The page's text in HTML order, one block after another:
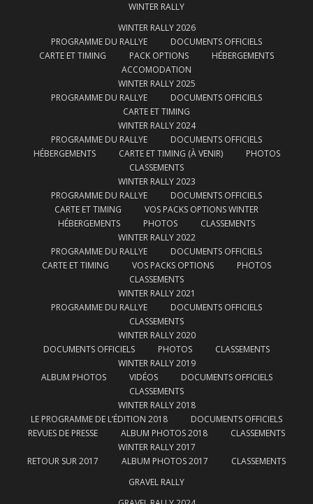
WINTER RALLY
WINTER RALLY 2026
PROGRAMME DU RALLYE
DOCUMENTS OFFICIELS
CARTE ET TIMING
PACK OPTIONS
HÉBERGEMENTS
ACCOMODATION
WINTER RALLY 2025
PROGRAMME DU RALLYE
DOCUMENTS OFFICIELS
CARTE ET TIMING
WINTER RALLY 2024
PROGRAMME DU RALLYE
DOCUMENTS OFFICIELS
HÉBERGEMENTS
CARTE ET TIMING (À VENIR)
PHOTOS
CLASSEMENTS
WINTER RALLY 2023
PROGRAMME DU RALLYE
DOCUMENTS OFFICIELS
CARTE ET TIMING
VOS PACKS OPTIONS WINTER
HÉBERGEMENTS
PHOTOS
CLASSEMENTS
WINTER RALLY 2022
PROGRAMME DU RALLYE
DOCUMENTS OFFICIELS
CARTE ET TIMING
VOS PACKS OPTIONS
PHOTOS
CLASSEMENTS
WINTER RALLY 2021
PROGRAMME DU RALLYE
DOCUMENTS OFFICIELS
CLASSEMENTS
WINTER RALLY 2020
DOCUMENTS OFFICIELS
PHOTOS
CLASSEMENTS
WINTER RALLY 2019
ALBUM PHOTOS
VIDÉOS
DOCUMENTS OFFICIELS
CLASSEMENTS
WINTER RALLY 2018
LE PROGRAMME DE L’ÉDITION 2018
DOCUMENTS OFFICIELS
REVUES DE PRESSE
ALBUM PHOTOS 2018
CLASSEMENTS
WINTER RALLY 2017
RETOUR SUR 2017
ALBUM PHOTOS 2017
CLASSEMENTS
GRAVEL RALLY